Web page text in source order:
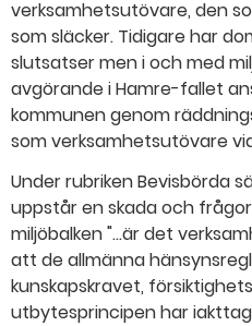
verksamhetsutövare, den
som släcker. Tidigare har
slutsatser men i och med
avgörande i Hamre-fallet
kommunen genom
som verksamhetsutövare
Under rubriken Bevisbörda
uppstår en skada och
miljöbalken "...är det
att de allmänna
kunskapskravet,
utbytesprincipen har